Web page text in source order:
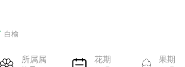
白榆
所属属 花期 果期